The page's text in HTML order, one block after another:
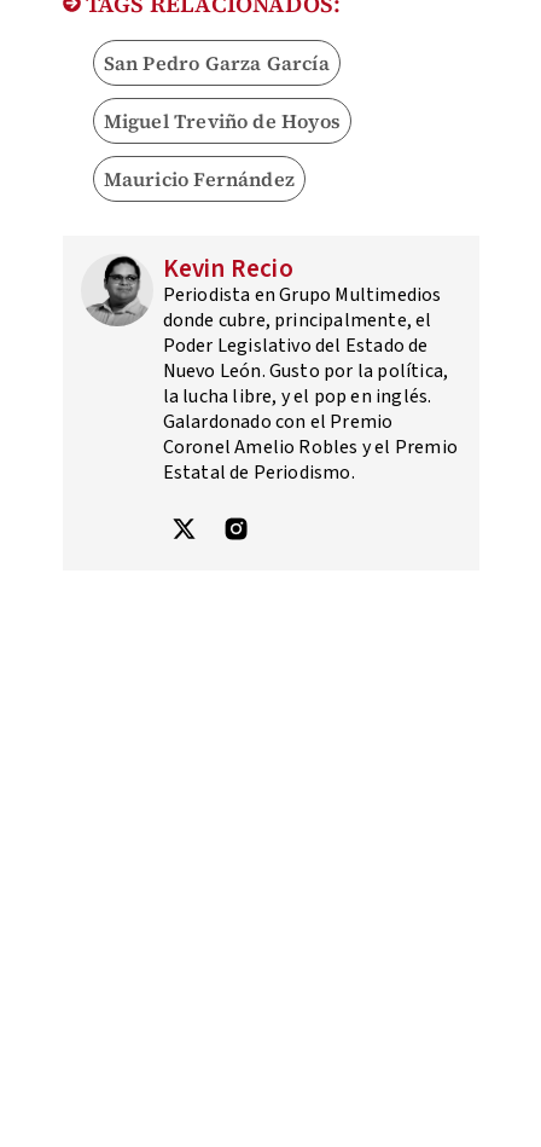
San Pedro Garza García
Miguel Treviño de Hoyos
Mauricio Fernández
Kevin Recio
Periodista en Grupo Multimedios
donde cubre, principalmente, el
Poder Legislativo del Estado de
Nuevo León. Gusto por la política,
la lucha libre, y el pop en inglés.
Galardonado con el Premio
Coronel Amelio Robles y el Premio
Estatal de Periodismo.